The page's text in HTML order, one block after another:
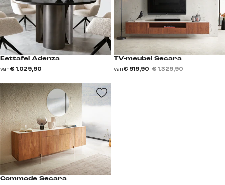
Eettafel Adenza
van€ 1.029,90
TV-meubel Secara
van€ 919,90 € 1.329,90
Commode Secara